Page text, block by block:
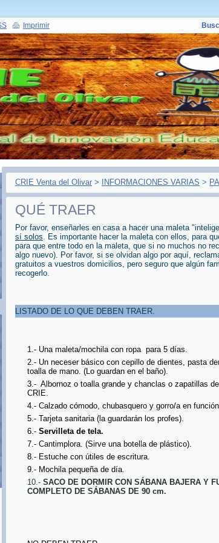
CRIE Venta del Olivar > INFORMACIONES VARIAS >
QUÉ TRAER
Por favor, enseñarles en casa a hacer una maleta
sí solos. Es importante hacer la maleta con ellos, para
para que entre todo en la maleta, que si no muchos no
algo nuevo). Por favor, si se olvidan algo por aquí,
gratuitos a vuestros domicilios, pero seguro que algún
recogerlo.
LISTADO DE LO QUE DEBEN TRAER.
1.- Una maleta/mochila con ropa para 5 días.
2.- Un neceser básico con cepillo de dientes, pasta
toalla de mano. (Lo guardan en el baño).
3.- Albornoz o toalla grande y chanclas o zapatillas
CRIE.
4.- Calzado cómodo, chubasquero y gorro/a en
5.- Tarjeta sanitaria (la guardarán los profes).
6.- Servilleta de tela.
7.- Cantimplora. (Sirve una botella de plástico).
8.- Estuche con útiles de escritura.
9.- Mochila pequeña de día.
10.- SACO DE DORMIR CON SÁBANA BAJERA Y
COMPLETO DE SÁBANAS DE 90 cm.
Imprimir